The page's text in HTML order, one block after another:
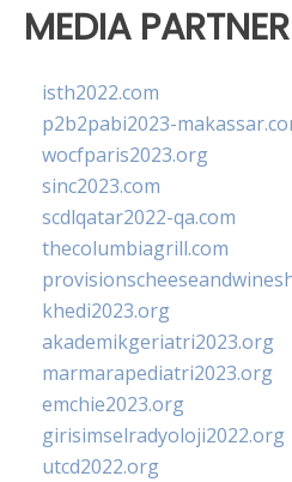
MEDIA
isth2022.com
p2b2pabi2023-
wocfparis2023.org
sinc2023.com
scdlqatar2022-qa.com
thecolumbiagrill.com
khedi2023.org
akademikgeriatri2023.org
marmarapediatri2023.org
emchie2023.org
girisimselradyoloji2022.org
utcd2022.org